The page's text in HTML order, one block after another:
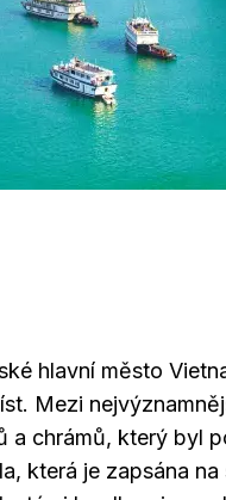
hlavní město
Mezi
a chrámů, který byl
která je zapsána